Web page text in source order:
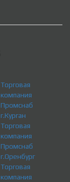
Торговая
компания
Промснаб
г.Курган
Торговая
компания
Промснаб
г.Оренбург
Торговая
компания